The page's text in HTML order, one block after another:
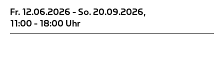
Straße An sieben Orten rund um den
Dortmunder Wall lässt sich Wahrnehmung
notieren. Die Orte sind nach alten Postkarten
Fr. 12.06.2026 - So. 20.09.2026,
11:00 - 18:00 Uhr